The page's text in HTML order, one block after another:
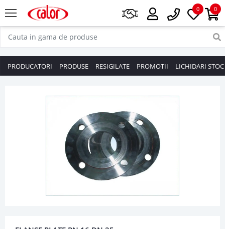
0
0
PRODUCATORI PRODUSE RESIGILATE PROMOTII LICHIDARI STOC